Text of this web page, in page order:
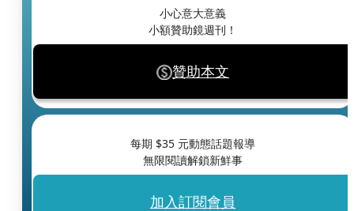
小心意大意義
小額贊助鏡週刊！
贊助本文
每期 $35 元動態話題報導
無限閱讀解鎖新鮮事
加入訂閱會員